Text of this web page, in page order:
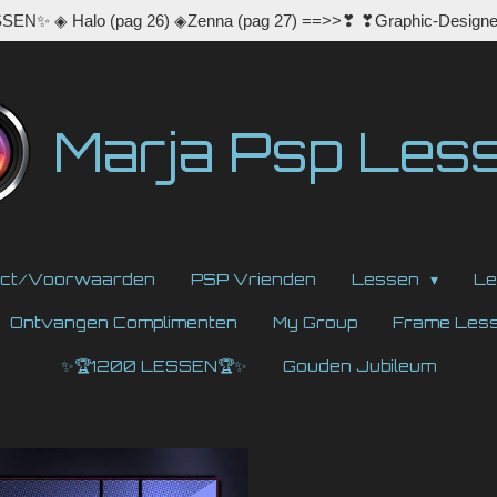
◈ Halo (pag 26) ◈Zenna (pag 27) ==>>❣ ❣Graphic-
Marja Psp
Voorwaarden PSP Vrienden Lessen
Ontvangen Complimenten My Group Frame
✨🏆1200 LESSEN🏆✨ Gouden Jubileum